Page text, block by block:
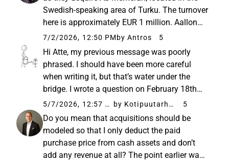
Swedish-speaking area of Turku. The turnover
here is approximately EUR 1 million. Aallon
Group ostaa toisen tilitoimiston | Arvopaperi.
According to Aallon Group’s CEO Tuija
Keronen, the acquisition...
7/2/2026, 12:50 PM by Antros 5
Hi Atte, my previous message was poorly
phrased. I should have been more careful
when writing it, but that’s water under the
bridge. I wrote a question on February 18th
regarding inorganic growth. You responded to
it like this: Regarding acquisitions, I will also
state the following...
5/7/2026, 12:57 PM by Kotipuutarhuri 5
Do you mean that acquisitions should be
modeled so that I only deduct the paid
purchase price from cash assets and don’t
add any revenue at all? The point earlier was